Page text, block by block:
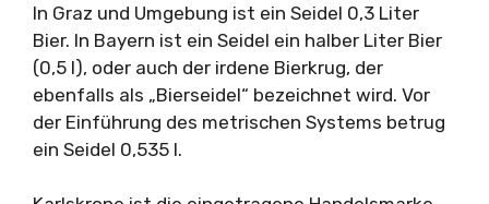
In Graz und Umgebung ist ein Seidel 0,3 Liter
Bier. In Bayern ist ein Seidel ein halber Liter Bier
(0,5 l), oder auch der irdene Bierkrug, der
ebenfalls als „Bierseidel“ bezeichnet wird. Vor
der Einführung des metrischen Systems betrug
ein Seidel 0,535 l.